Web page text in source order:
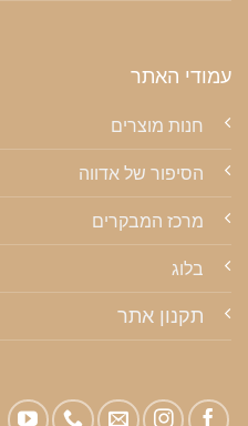
עמודי האתר
חנות מוצרים
הסיפור של אדווה
מרכז המבקרים
בלוג
תקנון אתר